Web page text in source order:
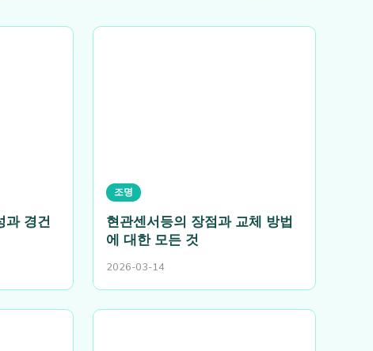
과 경건
조명
현관센서등의 장점과 교체 방법
에 대한 모든 것
2026-03-14